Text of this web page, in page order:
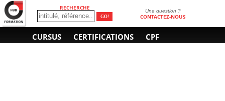
RECHERCHE Une question ?
CONTACTEZ-NOUS
CURSUS CERTIFICATIONS CPF